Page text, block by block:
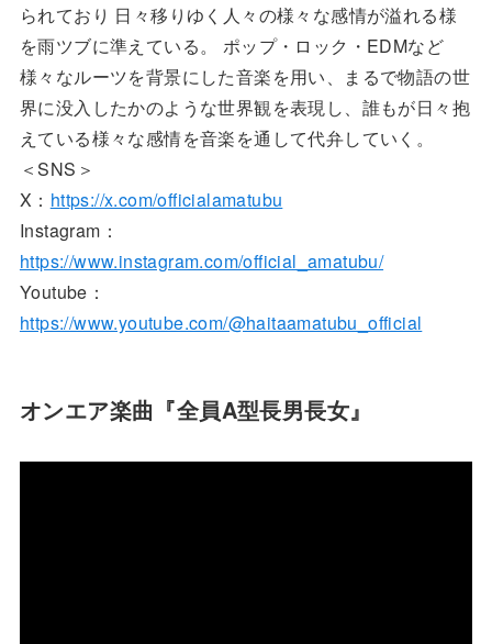
られており 日々移りゆく人々の様々な感情が溢れる様
を雨ツブに準えている。 ポップ・ロック・EDMなど
様々なルーツを背景にした音楽を用い、まるで物語の世
界に没入したかのような世界観を表現し、誰もが日々抱
えている様々な感情を音楽を通して代弁していく。
＜SNS＞
X： https://x.com/officialamatubu
Instagram：
https://www.instagram.com/official_amatubu/
Youtube：
https://www.youtube.com/@haitaamatubu_official
オンエア楽曲『全員A型長男長女』